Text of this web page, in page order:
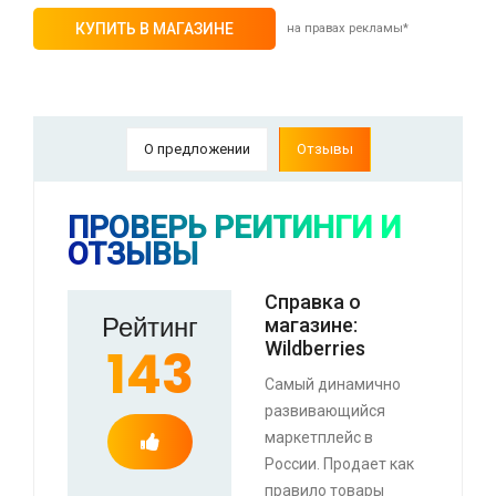
КУПИТЬ В МАГАЗИНЕ на правах рекламы*
О предложении Отзывы
ПРОВЕРЬ РЕЙТИНГИ И
ОТЗЫВЫ
Рейтинг
143
Справка о
магазине:
Wildberries
Самый динамично
развивающийся
маркетплейс в
России. Продает как
правило товары
⚡ Скидка до 25% при оплате платежной
индивидуально, возможно сработает не у
всех)
🔥 0 руб. |КУПИТЬ
⚡ Автомагнитола JBL Celebrity 100 (Bluetooth ,
USB, AUX, SD-карта) с WB кошельком